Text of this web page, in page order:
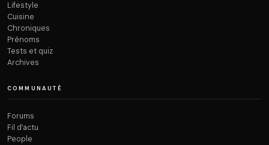
Lifestyle
Cuisine
Chroniques
Prénoms
Tests et quiz
Archives
COMMUNAUTÉ
Forums
Fil d’actu
People